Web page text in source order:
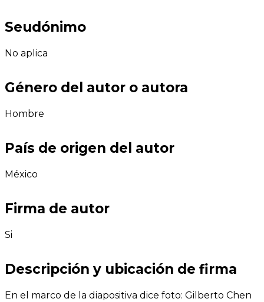
Seudónimo
No aplica
Género del autor o autora
Hombre
País de origen del autor
México
Firma de autor
Si
Descripción y ubicación de firma
En el marco de la diapositiva dice foto: Gilberto Chen